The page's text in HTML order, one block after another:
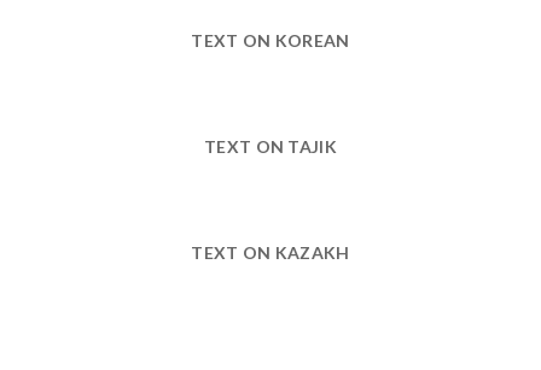
TEXT ON KOREAN
TEXT ON TAJIK
TEXT ON KAZAKH